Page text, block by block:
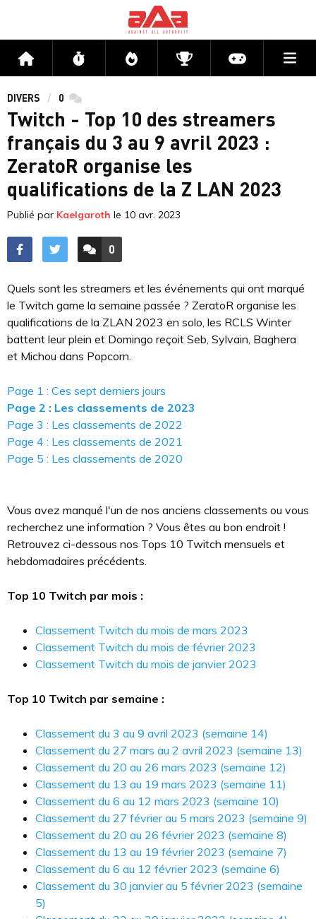
Accueil Flux Directs CompétitionsActu jeux
DIVERS 0 commentaires
Twitch - Top 10 des streamers
français du 3 au 9 avril 2023 :
ZeratoR organise les
qualifications de la Z LAN 2023
Publié par Kaelgaroth le 10 avr. 2023
ACCÉDER AUX
0
COMMENTAIRES
Quels sont les streamers et les événements qui ont marqué
le Twitch game la semaine passée ? ZeratoR organise les
qualifications de la ZLAN 2023 en solo, les RCLS Winter
battent leur plein et Domingo reçoit Seb, Sylvain, Baghera
et Michou dans Popcorn.
Page 1 : Ces sept derniers jours
Page 2 : Les classements de 2023
Page 3 : Les classements de 2022
Page 4 : Les classements de 2021
Page 5 : Les classements de 2020
Vous avez manqué l'un de nos anciens classements ou vous
recherchez une information ? Vous êtes au bon endroit !
Retrouvez ci-dessous nos Tops 10 Twitch mensuels et
hebdomadaires précédents.
Top 10 Twitch par mois :
Classement Twitch du mois de mars 2023
Classement Twitch du mois de février 2023
Classement Twitch du mois de janvier 2023
Top 10 Twitch par semaine :
Classement du 3 au 9 avril 2023 (semaine 14)
Classement du 27 mars au 2 avril 2023 (semaine 13)
Classement du 20 au 26 mars 2023 (semaine 12)
Classement du 13 au 19 mars 2023 (semaine 11)
Classement du 6 au 12 mars 2023 (semaine 10)
Classement du 27 février au 5 mars 2023 (semaine 9)
Classement du 20 au 26 février 2023 (semaine 8)
Classement du 13 au 19 février 2023 (semaine 7)
Classement du 6 au 12 février 2023 (semaine 6)
Classement du 30 janvier au 5 février 2023 (semaine
5)